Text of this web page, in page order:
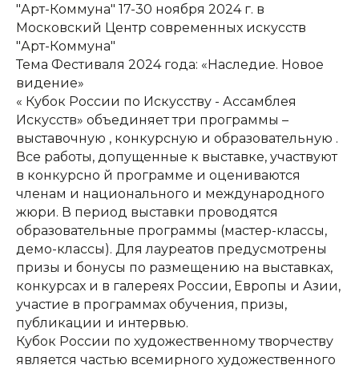
"Арт-Коммуна" 17-30 ноября 2024 г. в
Московский Центр современных искусств
"Арт-Коммуна"
Тема Фестиваля 2024 года: «Наследие. Новое
видение»
« Кубок России по Искусству - Ассамблея
Искусств» объединяет три программы –
выставочную , конкурсную и образовательную .
Все работы, допущенные к выставке, участвуют
в конкурсно й программе и оцениваются
членам и национального и международного
жюри. В период выставки проводятся
образовательные программы (мастер-классы,
демо-классы). Для лауреатов предусмотрены
призы и бонусы по размещению на выставках,
конкурсах и в галереях России, Европы и Азии,
участие в программах обучения, призы,
публикации и интервью.
Кубок России по художественному творчеству
является частью всемирного художественного
КОНТАКТЫ:
+7 (812) 762-07-99
pmc-petrograd@mail.ru